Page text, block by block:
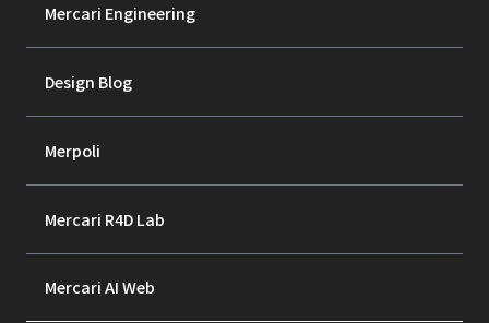
Mercari Engineering
Design Blog
Merpoli
Mercari R4D Lab
Mercari AI Web